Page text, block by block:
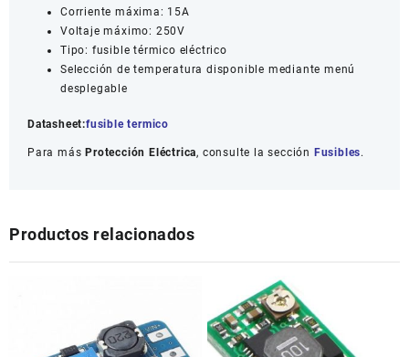
Corriente máxima: 15A
Voltaje máximo: 250V
Tipo: fusible térmico eléctrico
Selección de temperatura disponible mediante menú
desplegable
Datasheet:fusible termico
Para másProtección Eléctrica, consulte la sección Fusibles.
Productos relacionados